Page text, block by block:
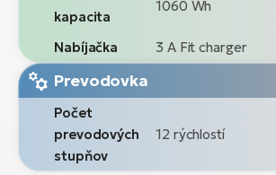
kapacita
1060 Wh
Nabíjačka 3 A Fit charger
Prevodovka
Počet
prevodových
stupňov
12 rýchlostí